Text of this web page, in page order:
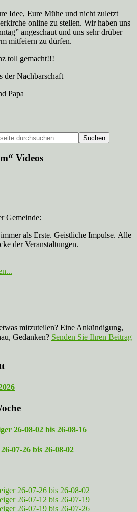
Idee, Eure Mühe und nicht zuletzt
online zu stellen. Wir haben uns
angeschaut und uns sehr drüber
mitfeiern zu dürfen.
toll gemacht!!!
der Nachbarschaft
Papa
Videos
Gemeinde:
als Erste. Geistliche Impulse. Alle
der Veranstaltungen.
mitzuteilen? Eine Ankündigung,
Gedanken? Senden Sie Ihren Beitrag
26-08-02 bis 26-08-16
07-26 bis 26-08-02
26-07-26 bis 26-08-02
26-07-12 bis 26-07-19
26-07-19 bis 26-07-26